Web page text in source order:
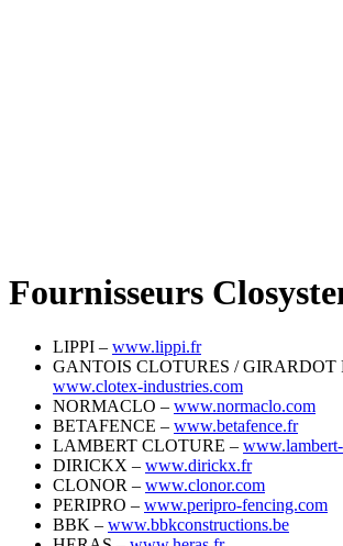
Fournisseurs
LIPPI – www.lippi.fr
GANTOIS CLOTURES / GIRARDOT
www.clotex-industries.com
NORMACLO – www.normaclo.com
BETAFENCE – www.betafence.fr
LAMBERT CLOTURE –
DIRICKX – www.dirickx.fr
CLONOR – www.clonor.com
PERIPRO – www.peripro-fencing.com
BBK – www.bbkconstructions.be